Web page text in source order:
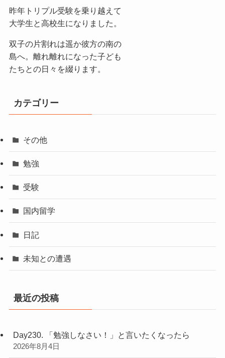
昨年トリプル受験を乗り越えて
大学生と高校生になりました。
双子の片割れは遥か彼方の南の
島へ。離れ離れになった子ども
たちとの日々を綴ります。
カテゴリー
その他
勉強
受験
国内留学
日記
未知との遭遇
最近の投稿
Day230. 「勉強しなさい！」と言いたくなったら
2026年8月4日